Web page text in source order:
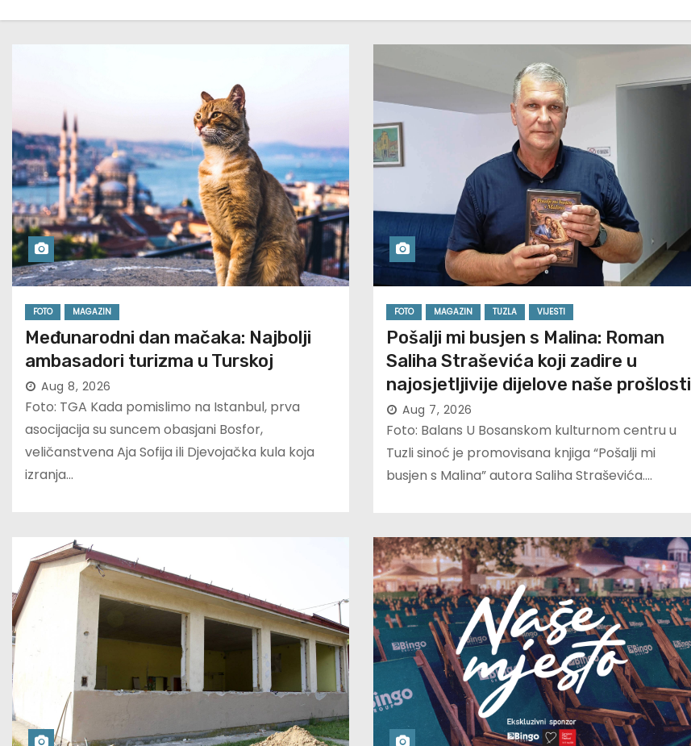
FOTO MAGAZIN
Međunarodni dan mačaka: Najbolji
ambasadori turizma u Turskoj
Aug 8, 2026
Foto: TGA Kada pomislimo na Istanbul, prva
asocijacija su suncem obasjani Bosfor,
veličanstvena Aja Sofija ili Djevojačka kula koja
izranja…
FOTO MAGAZIN TUZLA VIJESTI
Pošalji mi busjen s Malina: Roman
Saliha Straševića koji zadire u
najosjetljivije dijelove naše prošlosti
Aug 7, 2026
Foto: Balans U Bosanskom kulturnom centru u
Tuzli sinoć je promovisana knjiga “Pošalji mi
busjen s Malina” autora Saliha Straševića.…